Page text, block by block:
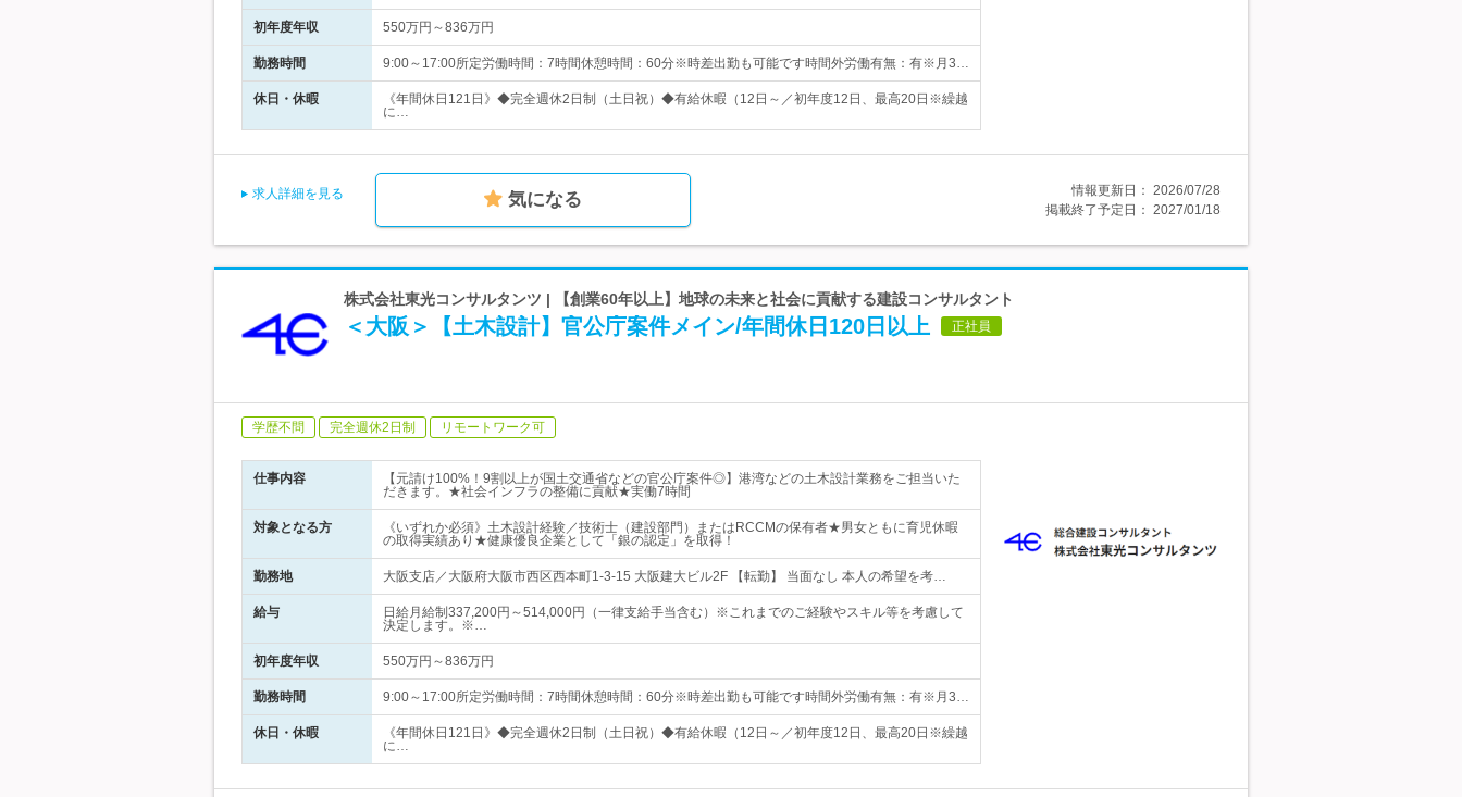
初年度年収 550万円～836万円
勤務時間 9:00～17:00所定労働時間：7時間休憩時間：60分※時差出勤も可能です時間外労働有無：有※月3…
休日・休暇
《年間休日121日》◆完全週休2日制（土日祝）◆有給休暇（12日～／初年度12日、最高20日※繰越
に…
求人詳細を見る 気になる 情報更新日： 2026/07/28
掲載終了予定日： 2027/01/18
株式会社東光コンサルタンツ | 【創業60年以上】地球の未来と社会に貢献する建設コンサルタント
＜大阪＞【土木設計】官公庁案件メイン/年間休日120日以上 正社員
学歴不問 完全週休2日制 リモートワーク可
仕事内容
【元請け100%！9割以上が国土交通省などの官公庁案件◎】港湾などの土木設計業務をご担当いた
だきます。★社会インフラの整備に貢献★実働7時間
対象となる方
《いずれか必須》土木設計経験／技術士（建設部門）またはRCCMの保有者★男女ともに育児休暇
の取得実績あり★健康優良企業として「銀の認定」を取得！
勤務地 大阪支店／大阪府大阪市西区西本町1-3-15 大阪建大ビル2F 【転勤】 当面なし 本人の希望を考…
給与
日給月給制337,200円～514,000円（一律支給手当含む）※これまでのご経験やスキル等を考慮して
決定します。※…
初年度年収 550万円～836万円
勤務時間 9:00～17:00所定労働時間：7時間休憩時間：60分※時差出勤も可能です時間外労働有無：有※月3…
休日・休暇
《年間休日121日》◆完全週休2日制（土日祝）◆有給休暇（12日～／初年度12日、最高20日※繰越
に…